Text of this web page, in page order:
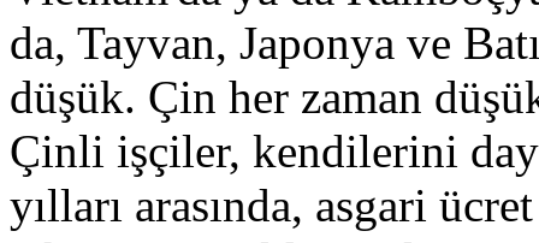
da, Tayvan, Japonya ve
düşük. Çin her zaman
Çinli işçiler, kendilerini
yılları arasında, asgari